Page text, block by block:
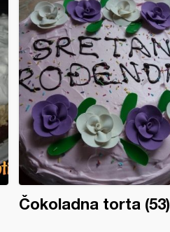
Čokoladna torta (53)